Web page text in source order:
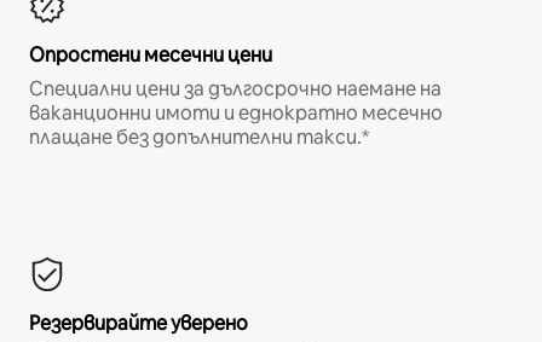
Опростени месечни цени
Специални цени за дългосрочно наемане на
ваканционни имоти и еднократно месечно
плащане без допълнителни такси.*
Резервирайте уверено